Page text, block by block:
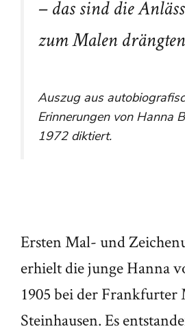
– das sind die
zum Malen
Auszug aus
Erinnerungen von Hanna
1972 diktiert.
Ersten Mal- und
erhielt die junge Hanna
1905 bei der
Steinhausen. Es